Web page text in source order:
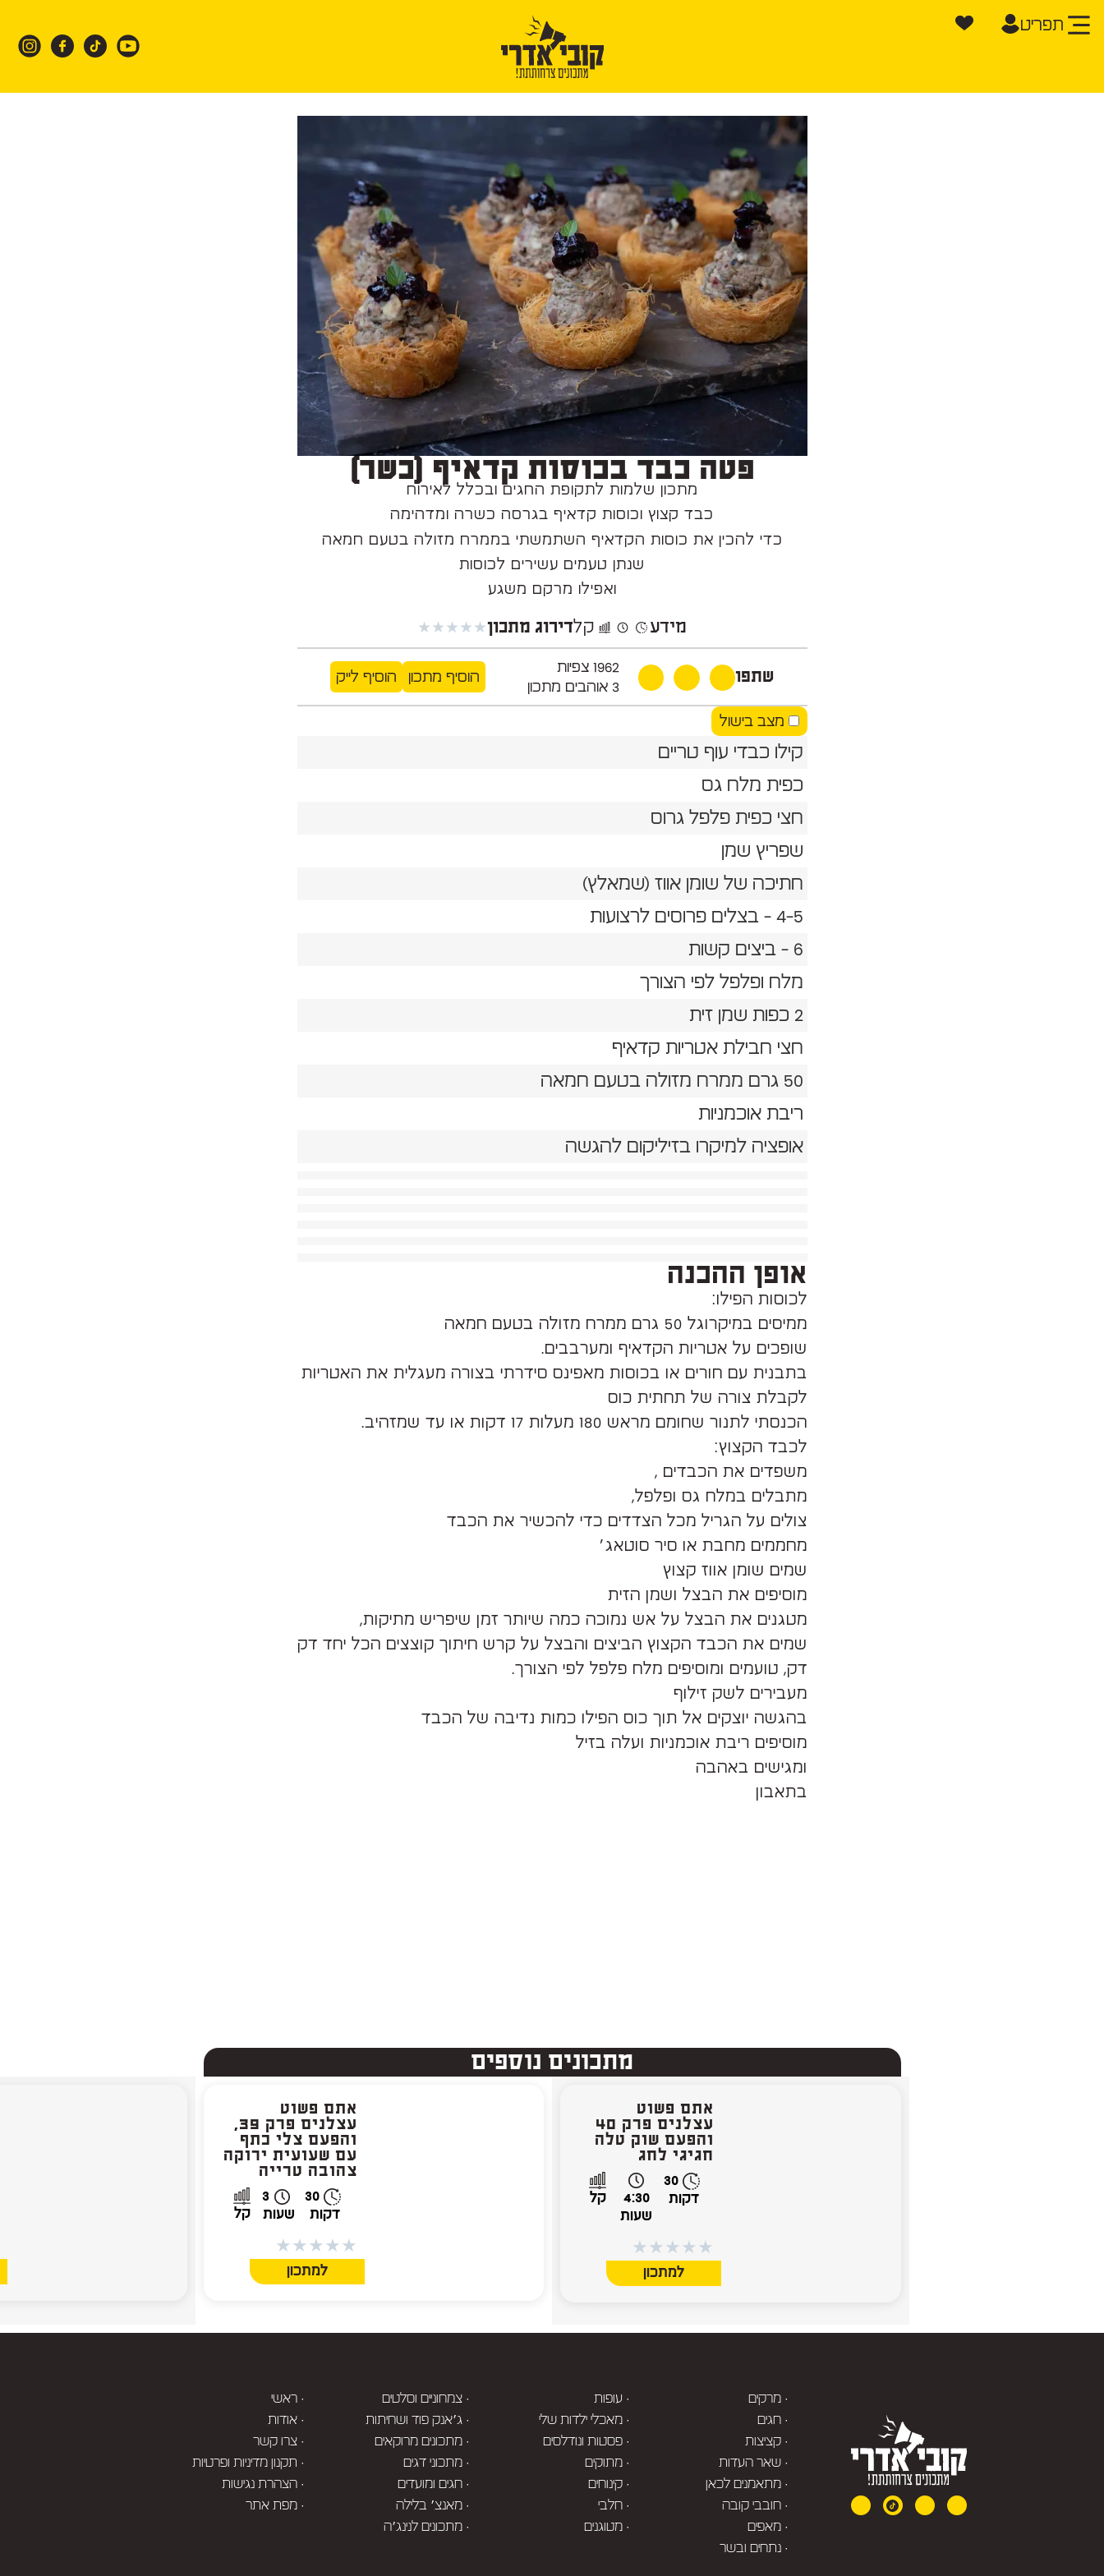
תפריט
פטה כבד בכוסות קדאיף (כשר)
מתכון שלמות לתקופת החגים ובכלל לאירוח
כבד קצוץ וכוסות קדאיף בגרסה כשרה ומדהימה
שנתן טעמים עשירים לכוסות
ואפילו מרקם משגע
מידע קלדירוג מתכון★
★
★
★
★
שתפו
1962צפיות
3 אוהבים מתכון
הוסיף מתכון הוסיף לייק
מצב בישול
קילו כבדי עוף טריים
כפית מלח גס
חצי כפית פלפל גרוס
שפריץ שמן
חתיכה של שומן אווז (שמאלץ)
‎- 4-5 בצלים פרוסים לרצועות
‎- 6 ביצים קשות
מלח ופלפל לפי הצורך
‎2 כפות שמן זית
חצי חבילת אטריות קדאיף
50 גרם ממרח מזולה בטעם חמאה
ריבת אוכמניות
אופציה למיקרו בזיליקום להגשה
אופן ההכנה
לכוסות הפילו:
שופכים על אטריות הקדאיף ומערבבים.
בתבנית עם חורים או בכוסות מאפינס סידרתי בצורה מעגלית את האטריות
לקבלת צורה של תחתית כוס
הכנסתי לתנור שחומם מראש 180 מעלות 17 דקות או עד שמזהיב.
משפדים את הכבדים ,
מתבלים במלח גס ופלפל,
צולים על הגריל מכל הצדדים כדי להכשיר את הכבד
שמים שומן אווז קצוץ
מוסיפים את הבצל ושמן הזית
שמים את הכבד הקצוץ הביצים והבצל על קרש חיתוך קוצצים הכל יחד דק
דק, טועמים ומוסיפים מלח פלפל לפי הצורך.
מוסיפים ריבת אוכמניות ועלה בזיל
ומגישים באהבה
בתאבון
מתכונים נוספים
אתם פשוט
עצלנים פרק 40
והפעם שוק טלה
חגיגי לחג
30
דקות
4:30
שעות
קל
★
★
★
★
★
למתכון
אתם פשוט
עצלנים פרק 39,
והפעם צלי כתף
עם שעועית ירוקה
צהובה טרייה
30
דקות
3
שעות
קל
★
★
★
★
★
למתכון
· מרקים
· חגים
· קציצות
· שאר העדות
· מתאמנים לכאן
· חובבי קובה
· מאפים
· נתחים ובשר
· עופות
· מאכלי ילדות שלי
· פסטות ונודלסים
· מתוקים
· קינוחים
· חלבי
· מטוגנים
· צמחוניים וסלטים
· ג׳אנק פוד ושחיתות
· מתכונים מרוקאים
· מתכוני דגים
· חגים ומועדים
· מאנצ׳ בלילה
· מתכונים לנינג׳ה
· ראשי
· אודות
· צרו קשר
· תקנון מדיניות ופרטיות
· הצהרת נגישות
· מפת אתר